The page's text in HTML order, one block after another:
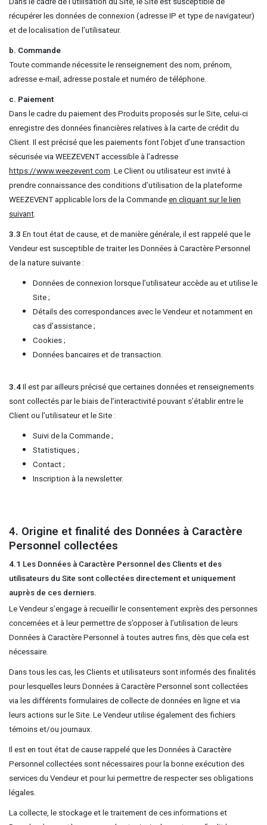
récupérer les données de connexion (adresse IP et type de navigateur)
et de localisation de l’utilisateur.
b. Commande
Toute commande nécessite le renseignement des nom, prénom,
adresse e-mail, adresse postale et numéro de téléphone.
c. Paiement
Dans le cadre du paiement des Produits proposés sur le Site, celui-ci
enregistre des données financières relatives à la carte de crédit du
Client. Il est précisé que les paiements font l’objet d’une transaction
sécurisée via WEEZEVENT accessible à l’adresse
https://www.weezevent.com. Le Client ou utilisateur est invité à
prendre connaissance des conditions d’utilisation de la plateforme
WEEZEVENT applicable lors de la Commande en cliquant sur le lien
suivant.
3.3 En tout état de cause, et de manière générale, il est rappelé que le
Vendeur est susceptible de traiter les Données à Caractère Personnel
de la nature suivante :
Données de connexion lorsque l’utilisateur accède au et utilise le
Site ;
Détails des correspondances avec le Vendeur et notamment en
cas d’assistance ;
Cookies ;
Données bancaires et de transaction.
3.4 Il est par ailleurs précisé que certaines données et renseignements
sont collectés par le biais de l’interactivité pouvant s’établir entre le
Client ou l’utilisateur et le Site :
Suivi de la Commande ;
Statistiques ;
Contact ;
Inscription à la newsletter.
4. Origine et finalité des Données à Caractère
Personnel collectées
4.1 Les Données à Caractère Personnel des Clients et des
utilisateurs du Site sont collectées directement et uniquement
auprès de ces derniers.
Le Vendeur s’engage à recueillir le consentement exprès des personnes
concernées et à leur permettre de s’opposer à l’utilisation de leurs
Données à Caractère Personnel à toutes autres fins, dès que cela est
nécessaire.
Dans tous les cas, les Clients et utilisateurs sont informés des finalités
pour lesquelles leurs Données à Caractère Personnel sont collectées
via les différents formulaires de collecte de données en ligne et via
leurs actions sur le Site. Le Vendeur utilise également des fichiers
témoins et/ou journaux.
Il est en tout état de cause rappelé que les Données à Caractère
Personnel collectées sont nécessaires pour la bonne exécution des
services du Vendeur et pour lui permettre de respecter ses obligations
légales.
La collecte, le stockage et le traitement de ces informations et